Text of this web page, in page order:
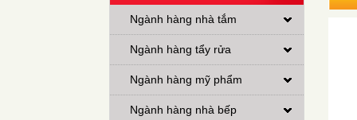
Ngành hàng nhà tắm
Ngành hàng tẩy rửa
Ngành hàng mỹ phẩm
Ngành hàng nhà bếp